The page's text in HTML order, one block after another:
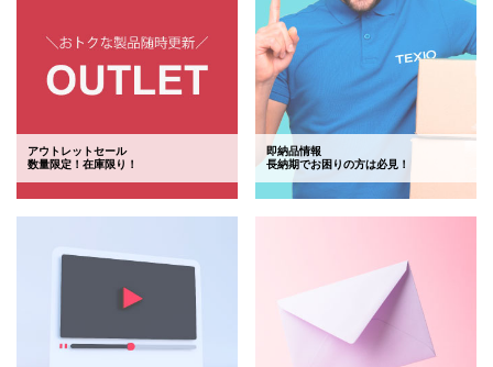
アウトレットセール
数量限定！在庫限り！
即納品情報
長納期でお困りの方は必見！